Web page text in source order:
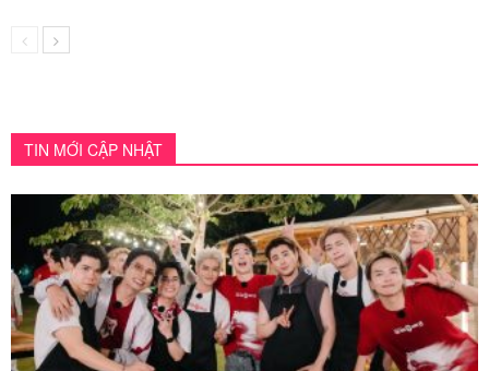
TIN MỚI CẬP NHẬT